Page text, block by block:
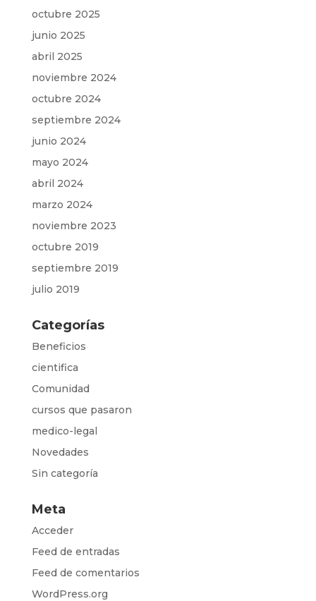
octubre 2025
junio 2025
abril 2025
noviembre 2024
octubre 2024
septiembre 2024
junio 2024
mayo 2024
abril 2024
marzo 2024
noviembre 2023
octubre 2019
septiembre 2019
julio 2019
Categorías
Beneficios
cientifica
Comunidad
cursos que pasaron
medico-legal
Novedades
Sin categoría
Meta
Acceder
Feed de entradas
Feed de comentarios
WordPress.org